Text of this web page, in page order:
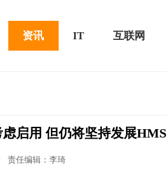
资讯 IT 互联网
启用 但仍将坚持发展HMS
责任编辑：李琦